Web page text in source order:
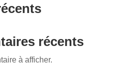
récents
à afficher.